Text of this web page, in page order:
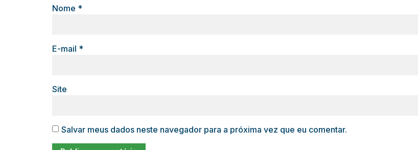
Nome *
E-mail *
Site
Salvar meus dados neste navegador para a próxima vez que eu comentar.